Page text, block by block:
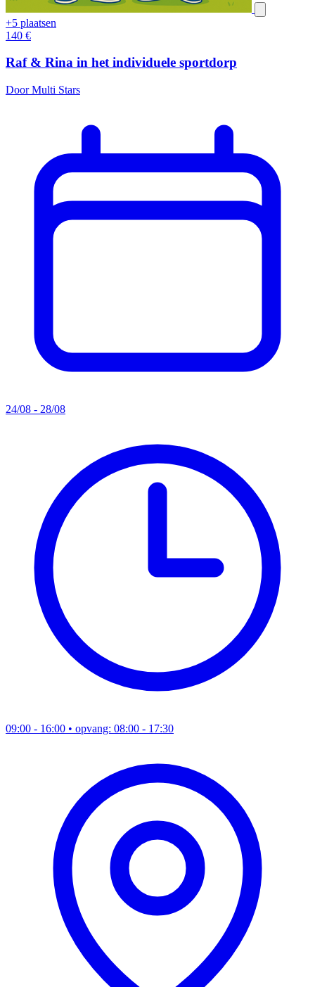
+5 plaatsen
140 €
Raf & Rina in het individuele sportdorp
Door Multi Stars
24/08 - 28/08
09:00 - 16:00 • opvang: 08:00 - 17:30